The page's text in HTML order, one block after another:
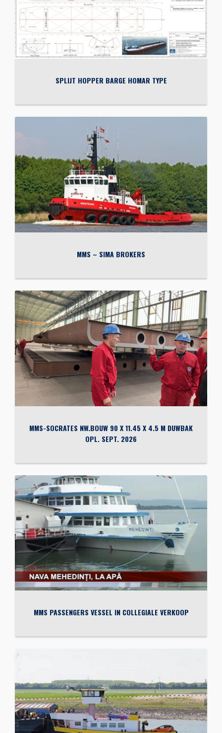
SPLIJT HOPPER BARGE HOMAR TYPE
MMS – SIMA BROKERS
MMS-SOCRATES NW.BOUW 90 X 11.45 X 4.5 M DUWBAK
OPL. SEPT. 2026
MMS PASSENGERS VESSEL IN COLLEGIALE VERKOOP